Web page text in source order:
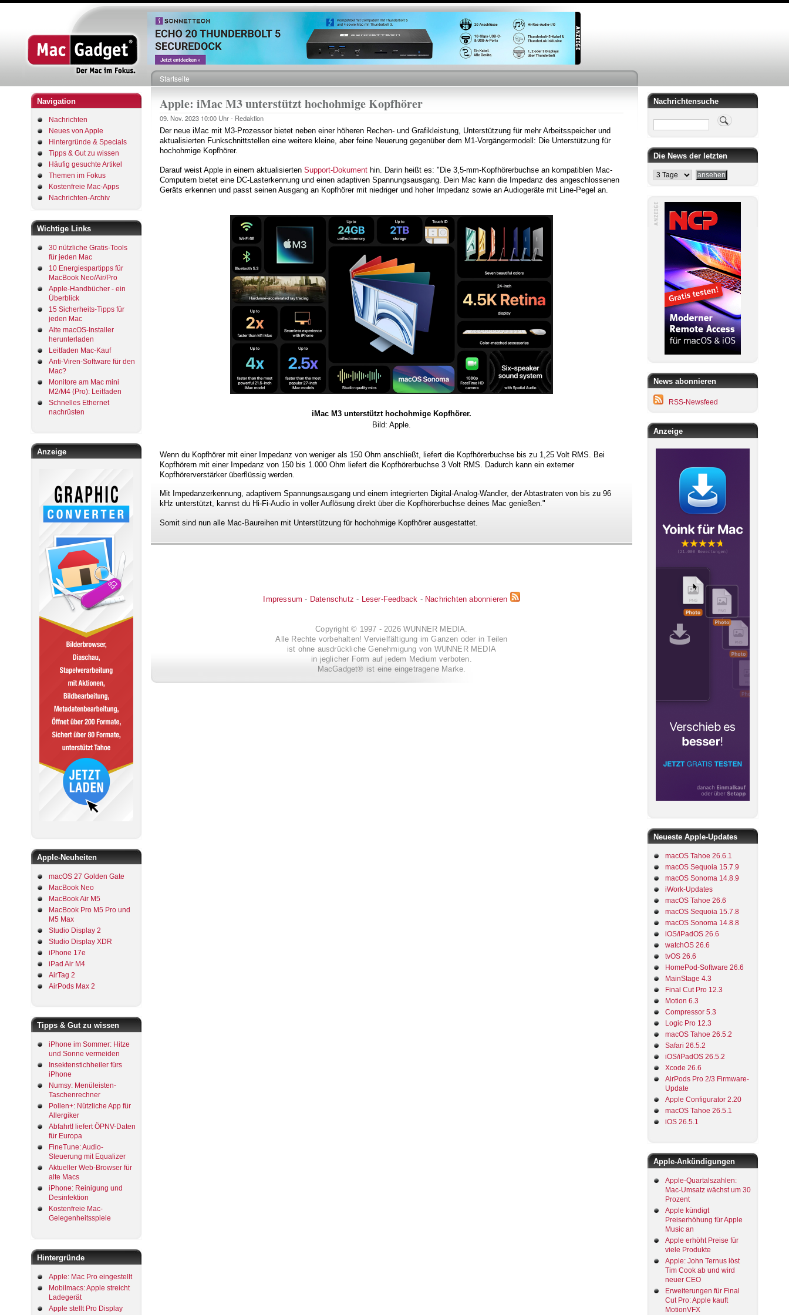
Direkt
zum
Inhalt
Navigation
Nachrichten
Neues von Apple
Hintergründe & Specials
Tipps & Gut zu wissen
Häufig gesuchte Artikel
Themen im Fokus
Kostenfreie Mac-Apps
Nachrichten-Archiv
Wichtige Links
30 nützliche Gratis-Tools
für jeden Mac
10 Energiespartipps für
MacBook Neo/Air/Pro
Apple-Handbücher - ein
Überblick
15 Sicherheits-Tipps für
jeden Mac
Alte macOS-Installer
herunterladen
Leitfaden Mac-Kauf
Anti-Viren-Software für den
Mac?
Monitore am Mac mini
M2/M4 (Pro): Leitfaden
Schnelles Ethernet
nachrüsten
Anzeige
Apple-Neuheiten
macOS 27 Golden Gate
MacBook Neo
MacBook Air M5
MacBook Pro M5 Pro und
M5 Max
Studio Display 2
Studio Display XDR
iPhone 17e
iPad Air M4
AirTag 2
AirPods Max 2
Tipps & Gut zu wissen
iPhone im Sommer: Hitze
und Sonne vermeiden
Insektenstichheiler fürs
iPhone
Numsy: Menüleisten-
Taschenrechner
Pollen+: Nützliche App für
Allergiker
Abfahrt! liefert ÖPNV-Daten
für Europa
FineTune: Audio-
Steuerung mit Equalizer
Aktueller Web-Browser für
alte Macs
iPhone: Reinigung und
Desinfektion
Kostenfreie Mac-
Gelegenheitsspiele
Hintergründe
Apple: Mac Pro eingestellt
Mobilmacs: Apple streicht
Ladegerät
Apple stellt Pro Display
Pfadnavigation
Startseite
Apple: iMac M3 unterstützt hochohmige Kopfhörer
09. Nov. 2023 10:00 Uhr - Redaktion
Der neue iMac mit M3-Prozessor bietet neben einer höheren Rechen- und Grafikleistung, Unterstützung für mehr Arbeitsspeicher und
aktualisierten Funkschnittstellen eine weitere kleine, aber feine Neuerung gegenüber dem M1-Vorgängermodell: Die Unterstützung für
hochohmige Kopfhörer.
Darauf weist Apple in einem aktualisierten Support-Dokument hin. Darin heißt es: "Die 3,5-mm-Kopfhörerbuchse an kompatiblen Mac-
Computern bietet eine DC-Lasterkennung und einen adaptiven Spannungsausgang. Dein Mac kann die Impedanz des angeschlossenen
Geräts erkennen und passt seinen Ausgang an Kopfhörer mit niedriger und hoher Impedanz sowie an Audiogeräte mit Line-Pegel an.
iMac M3 unterstützt hochohmige Kopfhörer.
Bild: Apple.
Wenn du Kopfhörer mit einer Impedanz von weniger als 150 Ohm anschließt, liefert die Kopfhörerbuchse bis zu 1,25 Volt RMS. Bei
Kopfhörern mit einer Impedanz von 150 bis 1.000 Ohm liefert die Kopfhörerbuchse 3 Volt RMS. Dadurch kann ein externer
Kopfhörerverstärker überflüssig werden.
Mit Impedanzerkennung, adaptivem Spannungsausgang und einem integrierten Digital-Analog-Wandler, der Abtastraten von bis zu 96
kHz unterstützt, kannst du Hi-Fi-Audio in voller Auflösung direkt über die Kopfhörerbuchse deines Mac genießen."
Somit sind nun alle Mac-Baureihen mit Unterstützung für hochohmige Kopfhörer ausgestattet.
Impressum - Datenschutz - Leser-Feedback - Nachrichten abonnieren
Copyright © 1997 - 2026 WUNNER MEDIA.
Alle Rechte vorbehalten! Vervielfältigung im Ganzen oder in Teilen
ist ohne ausdrückliche Genehmigung von WUNNER MEDIA
in jeglicher Form auf jedem Medium verboten.
MacGadget® ist eine eingetragene Marke.
Nachrichtensuche
Suche
Die News der letzten
News abonnieren
RSS-Newsfeed
Anzeige
Neueste Apple-Updates
macOS Tahoe 26.6.1
macOS Sequoia 15.7.9
macOS Sonoma 14.8.9
iWork-Updates
macOS Tahoe 26.6
macOS Sequoia 15.7.8
macOS Sonoma 14.8.8
iOS/iPadOS 26.6
watchOS 26.6
tvOS 26.6
HomePod-Software 26.6
MainStage 4.3
Final Cut Pro 12.3
Motion 6.3
Compressor 5.3
Logic Pro 12.3
macOS Tahoe 26.5.2
Safari 26.5.2
iOS/iPadOS 26.5.2
Xcode 26.6
AirPods Pro 2/3 Firmware-
Update
Apple Configurator 2.20
macOS Tahoe 26.5.1
iOS 26.5.1
Apple-Ankündigungen
Apple-Quartalszahlen:
Mac-Umsatz wächst um 30
Prozent
Apple kündigt
Preiserhöhung für Apple
Music an
Apple erhöht Preise für
viele Produkte
Apple: John Ternus löst
Tim Cook ab und wird
neuer CEO
Erweiterungen für Final
Cut Pro: Apple kauft
MotionVFX